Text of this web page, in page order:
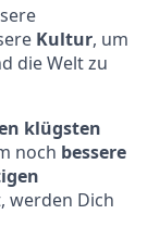
Kultur, um
die Welt zu
klügsten
noch bessere
werden Dich